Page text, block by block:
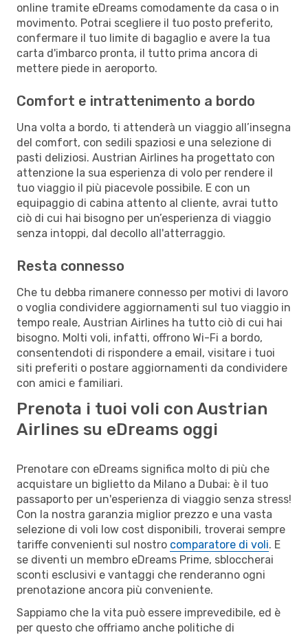
online tramite eDreams comodamente da casa o in
movimento. Potrai scegliere il tuo posto preferito,
confermare il tuo limite di bagaglio e avere la tua
carta d'imbarco pronta, il tutto prima ancora di
mettere piede in aeroporto.
Comfort e intrattenimento a bordo
Una volta a bordo, ti attenderà un viaggio all’insegna
del comfort, con sedili spaziosi e una selezione di
pasti deliziosi. Austrian Airlines ha progettato con
attenzione la sua esperienza di volo per rendere il
tuo viaggio il più piacevole possibile. E con un
equipaggio di cabina attento al cliente, avrai tutto
ciò di cui hai bisogno per un’esperienza di viaggio
senza intoppi, dal decollo all'atterraggio.
Resta connesso
Che tu debba rimanere connesso per motivi di lavoro
o voglia condividere aggiornamenti sul tuo viaggio in
tempo reale, Austrian Airlines ha tutto ciò di cui hai
bisogno. Molti voli, infatti, offrono Wi-Fi a bordo,
consentendoti di rispondere a email, visitare i tuoi
siti preferiti o postare aggiornamenti da condividere
con amici e familiari.
Prenota i tuoi voli con Austrian
Airlines su eDreams oggi
Prenotare con eDreams significa molto di più che
acquistare un biglietto da Milano a Dubai: è il tuo
passaporto per un'esperienza di viaggio senza stress!
Con la nostra garanzia miglior prezzo e una vasta
selezione di voli low cost disponibili, troverai sempre
tariffe convenienti sul nostro comparatore di voli. E
se diventi un membro eDreams Prime, sbloccherai
sconti esclusivi e vantaggi che renderanno ogni
prenotazione ancora più conveniente.
Sappiamo che la vita può essere imprevedibile, ed è
per questo che offriamo anche politiche di